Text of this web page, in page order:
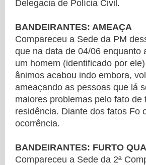
Delegacia de Polícia Civil.
BANDEIRANTES: AMEAÇA
Compareceu a Sede da PM
que na data de 04/06 enquanto
um homem (identificado por
ânimos acabou indo embora,
ameaçando as pessoas que lá
maiores problemas pelo fato
residência. Diante dos fatos Fo
ocorrência.
BANDEIRANTES: FURTO
Compareceu a Sede da 2ª